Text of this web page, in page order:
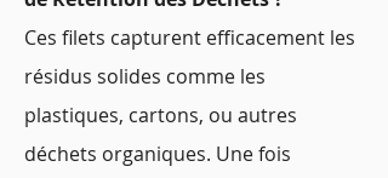
Ces filets capturent efficacement les
résidus solides comme les
plastiques, cartons, ou autres
déchets organiques. Une fois